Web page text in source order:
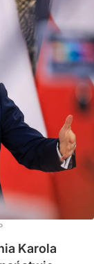
Karola